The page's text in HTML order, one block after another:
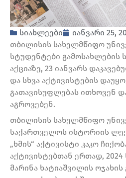
სიახლეები
იანვარი 25,
თბილისის სახელმწიფო
სტუდენტები გამოსახლების
აქციაზე, 23 იანვარს
და სხვა აქტივისტების
გათავისუფლებას ითხოვენ
აგროვებენ.
თბილისის სახელმწიფო
საქართველოს ისტორიის
„ხმის“ აქტივისტი კაკო
აქტივისტებთან ერთად, 2024
მარინა ხატიაშვილის